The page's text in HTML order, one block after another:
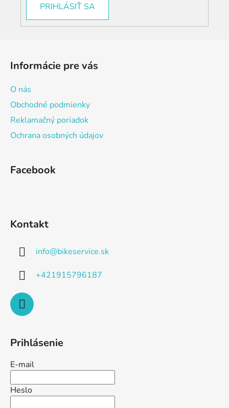
PRIHLÁSIŤ SA
Informácie pre vás
O nás
Obchodné podmienky
Reklamačný poriadok
Ochrana osobných údajov
Facebook
Kontakt
info@bikeservice.sk
+421915796187
Prihlásenie
E-mail
Heslo